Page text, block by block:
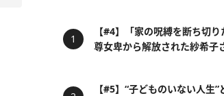
【#4】「家の呪縛を断ち切
尊女卑から解放された紗希子
【#5】“子どものいない人